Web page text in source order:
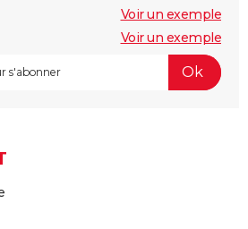
Voir un exemple
Voir un exemple